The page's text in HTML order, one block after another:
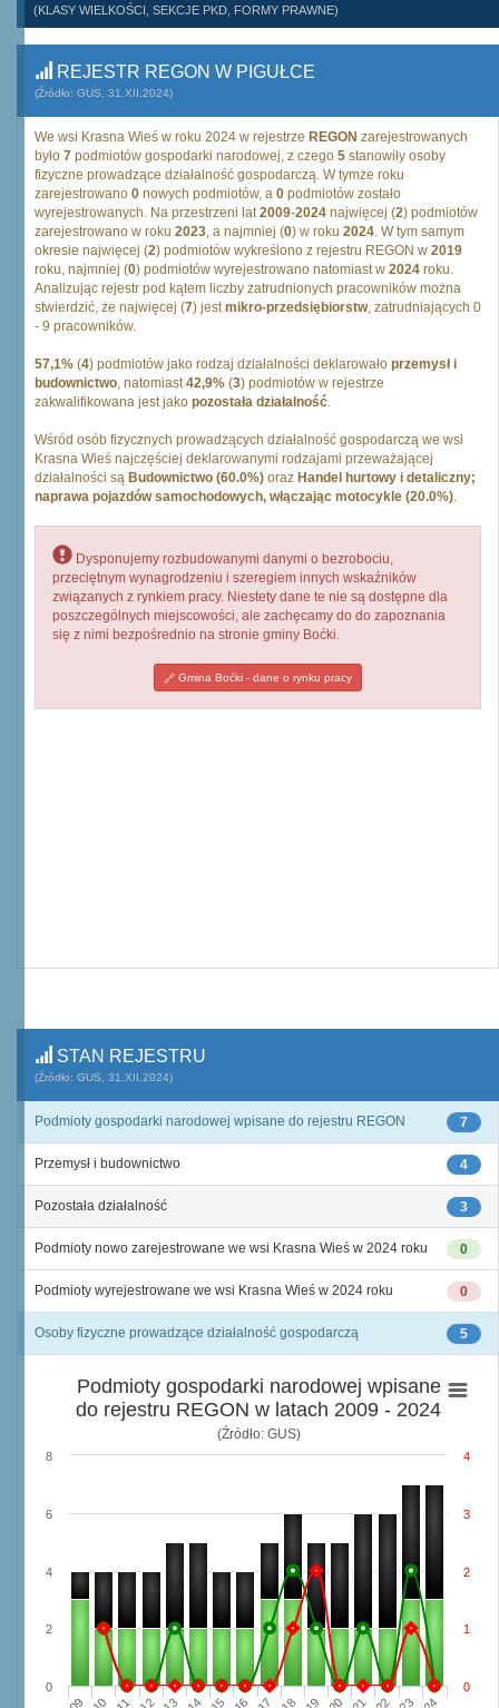
(KLASY WIELKOŚCI, SEKCJE PKD, FORMY PRAWNE)
REJESTR REGON W PIGUŁCE
(Źródło: GUS, 31.XII.2024)
We wsi Krasna Wieś w roku 2024 w rejestrze REGON zarejestrowanych
było 7 podmiotów gospodarki narodowej, z czego 5 stanowiły osoby
fizyczne prowadzące działalność gospodarczą. W tymże roku
zarejestrowano 0 nowych podmiotów, a 0 podmiotów zostało
wyrejestrowanych. Na przestrzeni lat2009-2024 najwięcej (2) podmiotów
zarejestrowano w roku 2023, a najmniej (0) w roku 2024. W tym samym
okresie najwięcej (2) podmiotów wykreślono z rejestru REGON w 2019
roku, najmniej (0) podmiotów wyrejestrowano natomiast w 2024 roku.
Analizując rejestr pod kątem liczby zatrudnionych pracowników można
stwierdzić, że najwięcej (7) jestmikro-przedsiębiorstw, zatrudniających 0
- 9 pracowników.
57,1% (4) podmiotów jako rodzaj działalności deklarowało przemysł i
budownictwo, natomiast42,9% (3) podmiotów w rejestrze
zakwalifikowana jest jako pozostała działalność.
Wśród osób fizycznych prowadzących działalność gospodarczą we wsi
Krasna Wieś najczęściej deklarowanymi rodzajami przeważającej
działalności są Budownictwo (60.0%) oraz Handel hurtowy i detaliczny;
naprawa pojazdów samochodowych, włączając motocykle (20.0%).
Dysponujemy rozbudowanymi danymi o bezrobociu,
przeciętnym wynagrodzeniu i szeregiem innych wskaźników
związanych z rynkiem pracy. Niestety dane te nie są dostępne dla
poszczególnych miejscowości, ale zachęcamy do do zapoznania
się z nimi bezpośrednio na stronie gminy Boćki.
Gmina Boćki - dane o rynku pracy
STAN REJESTRU
(Źródło: GUS, 31.XII.2024)
7
Podmioty gospodarki narodowej wpisane do rejestru REGON
4
Przemysł i budownictwo
3
Pozostała działalność
0
Podmioty nowo zarejestrowane we wsi Krasna Wieś w 2024 roku
0
Podmioty wyrejestrowane we wsi Krasna Wieś w 2024 roku
5
Osoby fizyczne prowadzące działalność gospodarczą
Podmioty gospodarki narodowej wpisane
do rejestru REGON w latach 2009 - 2024
(Źródło: GUS)
0
2
4
6
8
0
1
2
3
4